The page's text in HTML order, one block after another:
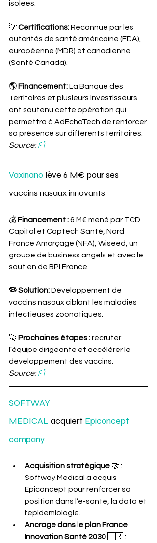
isolées.
💡 Certifications: Reconnue par les
autorités de santé américaine (FDA),
européenne (MDR) et canadienne
(Santé Canada).
🌎 Financement: La Banque des
Territoires et plusieurs investisseurs
ont soutenu cette opération qui
permettra à AdEchoTech de renforcer
sa présence sur différents territoires.
Source: 📰
Vaxinano lève 6 M€ pour ses
vaccins nasaux innovants
💰 Financement : 6 M€ mené par TCD
Capital et Captech Santé, Nord
France Amorçage (NFA), Wiseed, un
groupe de business angels et avec le
soutien de BPI France.
🦠 Solution: Développement de
vaccins nasaux ciblant les maladies
infectieuses zoonotiques.
🚀 Prochaines étapes : recruter
l'équipe dirigeante et accélérer le
développement des vaccins.
Source: 📰
SOFTWAY
MEDICAL acquiert Epiconcept
company
Acquisition stratégique 🤝 :
Softway Medical a acquis
Epiconcept pour renforcer sa
position dans l’e-santé, la data et
l'épidémiologie.
Ancrage dans le plan France
Innovation Santé 2030 🇫🇷 :